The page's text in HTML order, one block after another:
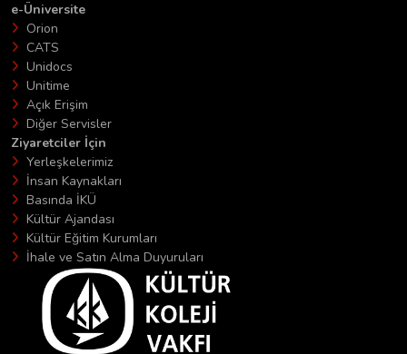
e-Üniversite
Orion
CATS
Unidocs
Unitime
Açık Erişim
Diğer Servisler
Ziyaretciler İçin
Yerleşkelerimiz
İnsan Kaynakları
Basında İKÜ
Kültür Ajandası
Kültür Eğitim Kurumları
İhale ve Satın Alma Duyuruları